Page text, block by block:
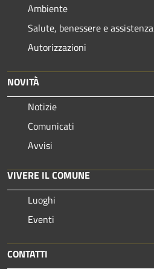
Ambiente
Salute, benessere e assistenza
Autorizzazioni
NOVITÀ
Notizie
Comunicati
Avvisi
VIVERE IL COMUNE
Luoghi
Eventi
CONTATTI